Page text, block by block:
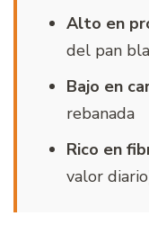
Alto en
del pan
Bajo en
rebanada
Rico en
valor